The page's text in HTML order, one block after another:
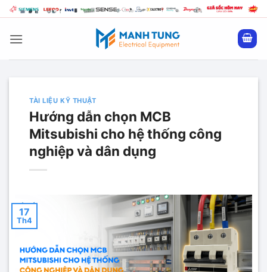
Bỏ
qua
nội
TÀI LIỆU KỸ THUẬT
Hướng dẫn chọn MCB
Mitsubishi cho hệ thống công
nghiệp và dân dụng
17
Th4